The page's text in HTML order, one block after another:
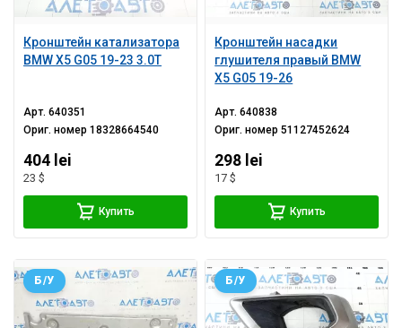
Кронштейн катализатора
BMW X5 G05 19-23 3.0T
Арт.640351
Ориг. номер18328664540
404 lei
23 $
Купить
Кронштейн насадки
глушителя правый BMW
X5 G05 19-26
Арт.640838
Ориг. номер51127452624
298 lei
17 $
Купить
Б/У Б/У